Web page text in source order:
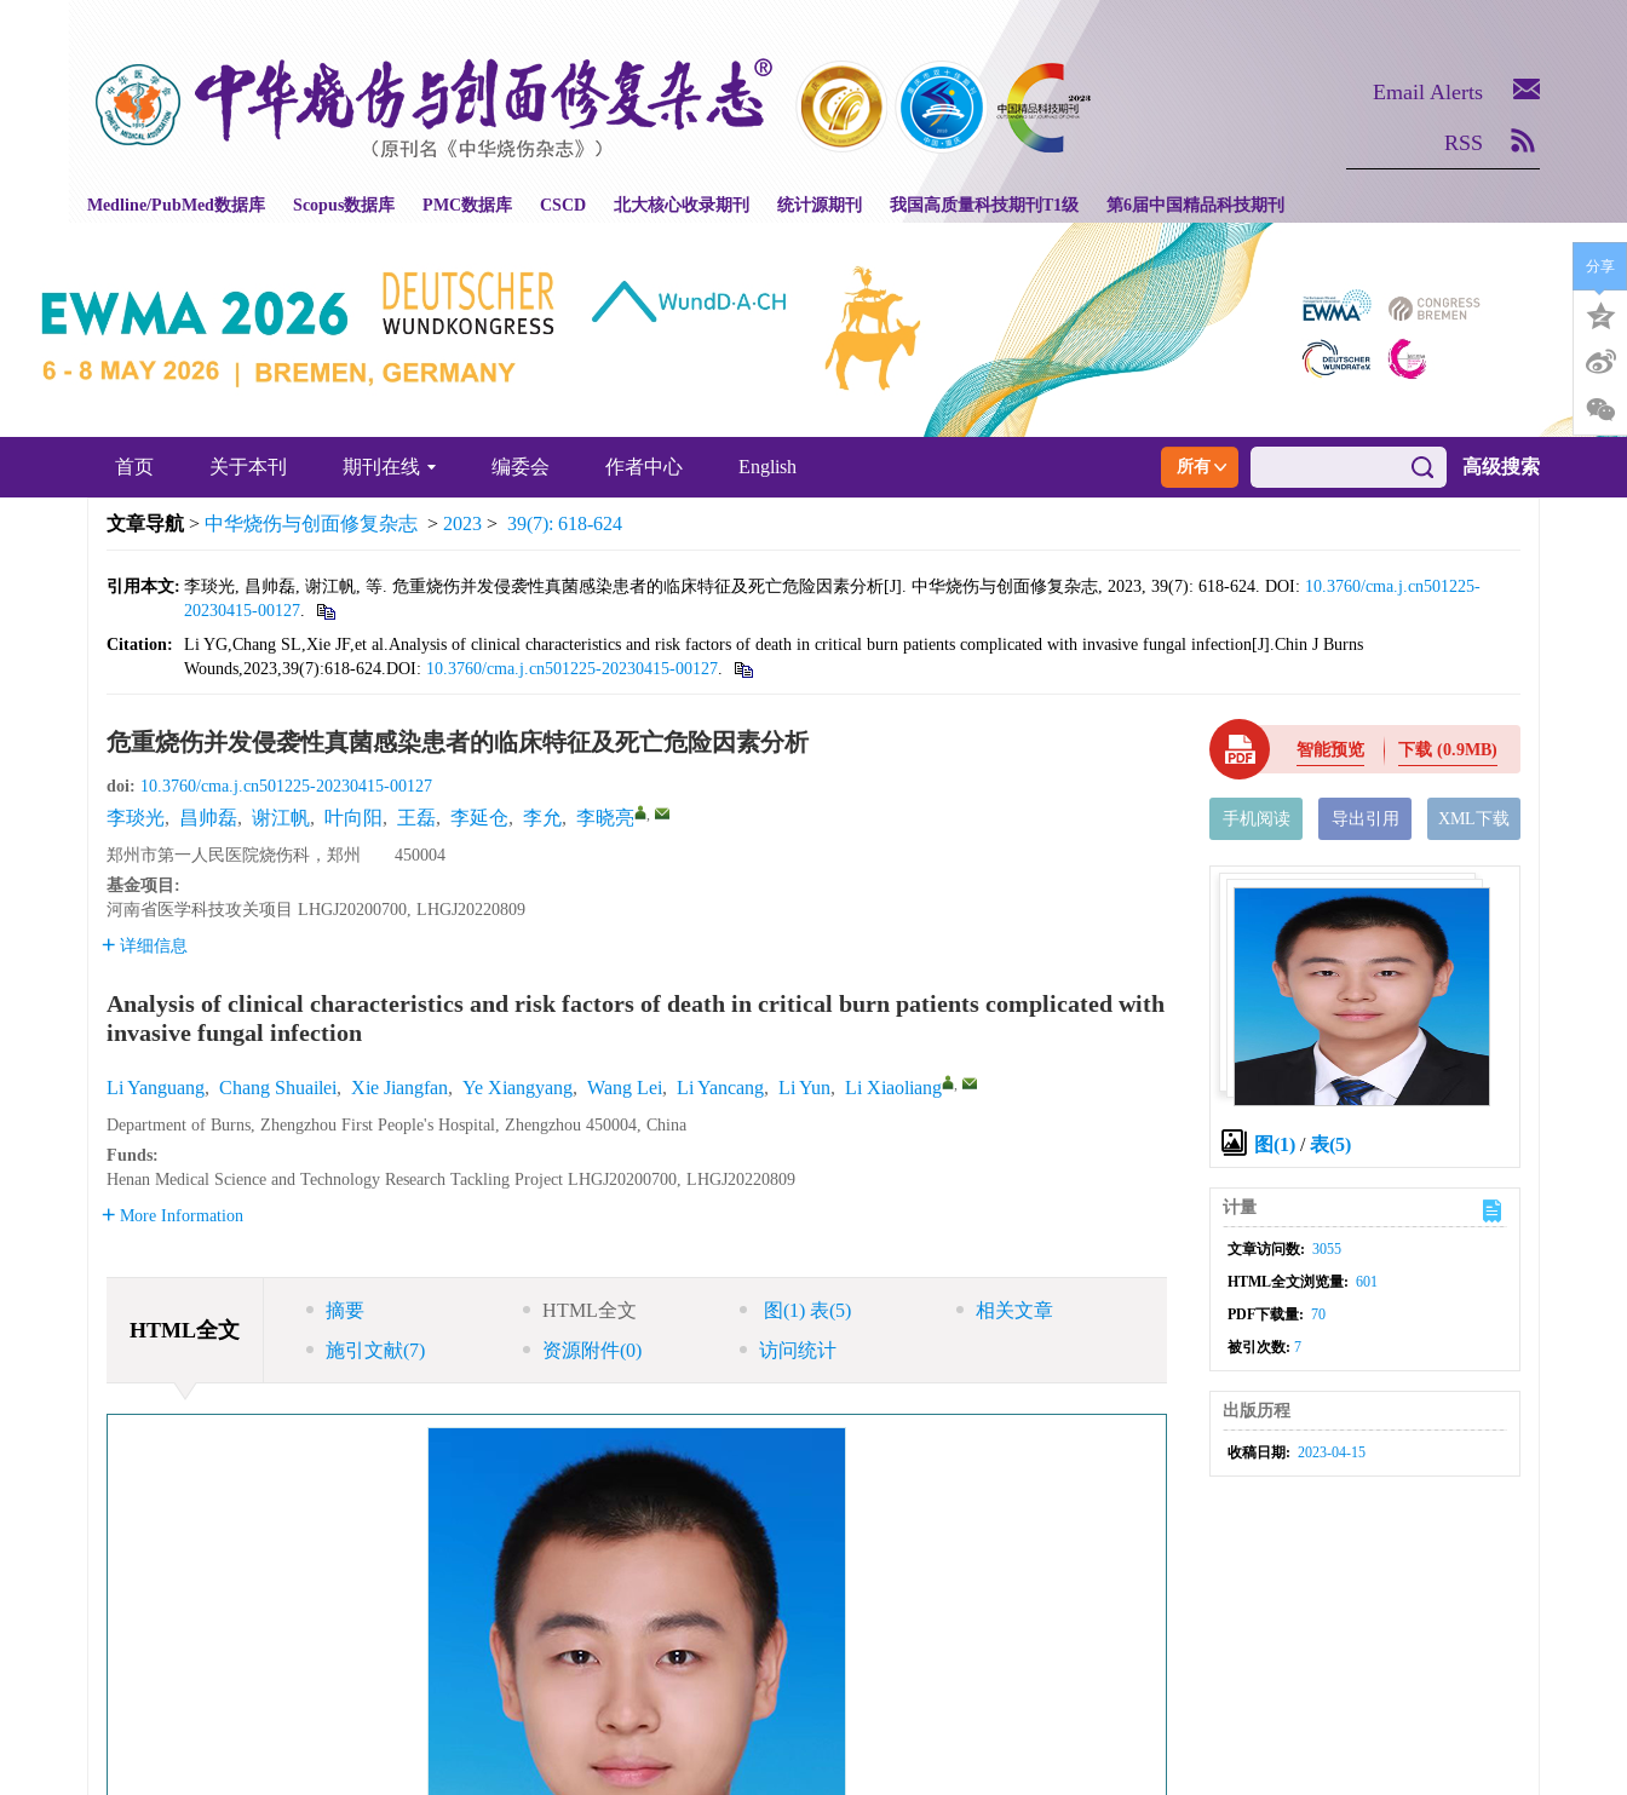
Medline/PubMed数据库 Scopus数据库 PMC数据库 CSCD 北大核心收录期刊 统计源期刊 我国高质量科技期刊T1级 第6届中国精品科技期刊
Email Alerts
RSS
首页 关于本刊 期刊在线 编委会 作者中心 English 高级搜索
文章导航 > 中华烧伤与创面修复杂志 > 2023 > 39(7): 618-624
引用本文: 李琰光, 昌帅磊, 谢江帆, 等. 危重烧伤并发侵袭性真菌感染患者的临床特征及死亡危险因素分析[J]. 中华烧伤与创面修复杂志, 2023, 39(7): 618-624. DOI: 10.3760/cma.j.cn501225-
20230415-00127.
Citation:
Li YG,Chang SL,Xie JF,et al.Analysis of clinical characteristics and risk factors of death in critical burn patients complicated with invasive fungal infection[J].Chin J Burns
Wounds,2023,39(7):618-624.DOI: 10.3760/cma.j.cn501225-20230415-00127.
危重烧伤并发侵袭性真菌感染患者的临床特征及死亡危险因素分析
doi: 10.3760/cma.j.cn501225-20230415-00127
李琰光, 昌帅磊, 谢江帆, 叶向阳, 王磊, 李延仓, 李允, 李晓亮 ,
郑州市第一人民医院烧伤科，郑州 450004
基金项目:
河南省医学科技攻关项目 LHGJ20200700, LHGJ20220809
详细信息
Analysis of clinical characteristics and risk factors of death in critical burn patients complicated with
invasive fungal infection
Li Yanguang, Chang Shuailei, Xie Jiangfan, Ye Xiangyang, Wang Lei, Li Yancang, Li Yun, Li Xiaoliang ,
Department of Burns, Zhengzhou First People's Hospital, Zhengzhou 450004, China
Funds:
Henan Medical Science and Technology Research Tackling Project LHGJ20200700, LHGJ20220809
More Information
HTML全文
摘要 HTML全文 图(1) 表(5)
相关文章
施引文献(7) 资源附件(0) 访问统计
智能预览 下载(0.9MB)
手机阅读 导出引用 XML下载
图(1) /表(5)
计量
文章访问数: 3055
HTML全文浏览量: 601
PDF下载量: 70
被引次数:7
出版历程
收稿日期: 2023-04-15
分享